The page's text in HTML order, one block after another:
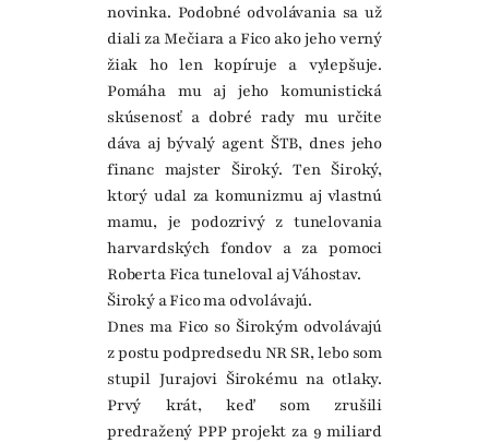
novinka. Podobné odvolávania sa už
diali za Mečiara a Fico ako jeho verný
žiak ho len kopíruje a vylepšuje.
Pomáha mu aj jeho komunistická
skúsenosť a dobré rady mu určite
dáva aj bývalý agent ŠTB, dnes jeho
financ majster Široký. Ten Široký,
ktorý udal za komunizmu aj vlastnú
mamu, je podozrivý z tunelovania
harvardských fondov a za pomoci
Roberta Fica tuneloval aj Váhostav.
Široký a Fico ma odvolávajú.
Dnes ma Fico so Širokým odvolávajú
z postu podpredsedu NR SR, lebo som
stupil Jurajovi Širokému na otlaky.
Prvý krát, keď som zrušili
predražený PPP projekt za 9 miliard